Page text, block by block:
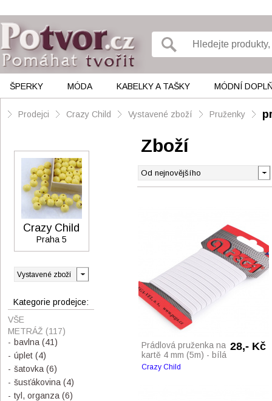
ŠPERKY MÓDA KABELKY A TAŠKY MÓDNÍ
Prodejci Crazy Child Vystavené zboží Pruženky
Zboží
Prádlová pruženka na
kartě 4 mm (5m) - bílá
28,- Kč
Crazy Child
Crazy Child
Praha 5
Kategorie prodejce:
VŠE
METRÁŽ (117)
bavlna (41)
úplet (4)
šatovka (6)
šusťákovina (4)
tyl, organza (6)